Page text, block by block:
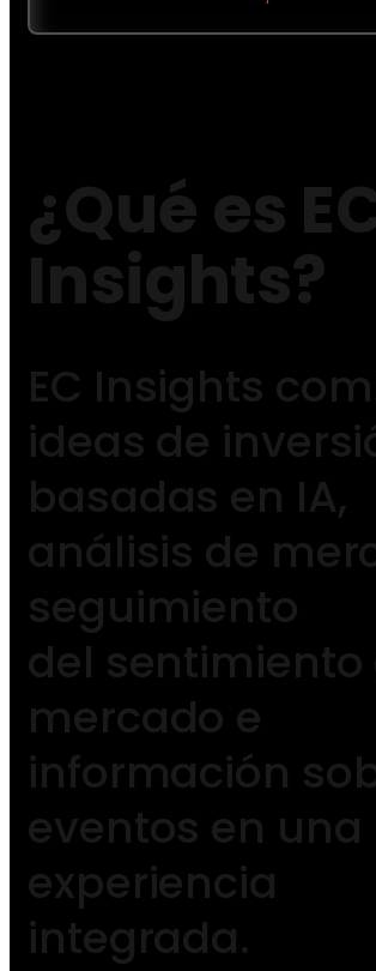
¿Qué es
Insights?
EC Insights
ideas de
basadas en IA,
análisis de
seguimiento
del sentimiento
mercado e
información
eventos en una
experiencia
integrada.